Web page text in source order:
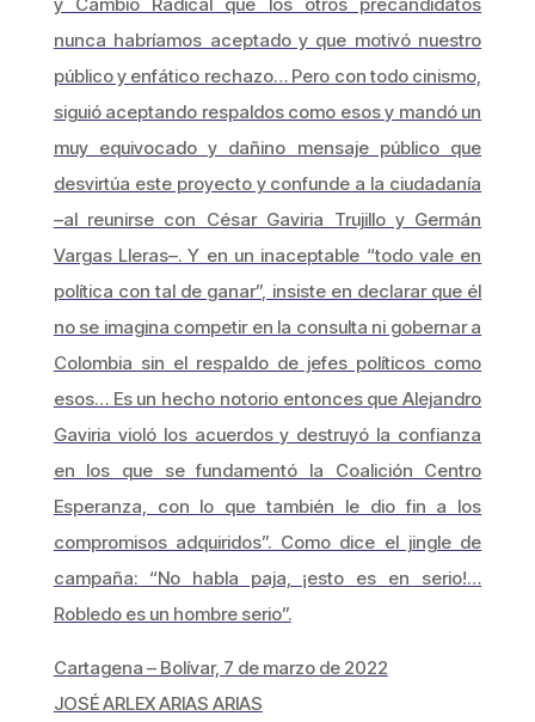
y Cambio Radical que los otros precandidatos
nunca habríamos aceptado y que motivó nuestro
público y enfático rechazo… Pero con todo cinismo,
siguió aceptando respaldos como esos y mandó un
muy equivocado y dañino mensaje público que
desvirtúa este proyecto y confunde a la ciudadanía
–al reunirse con César Gaviria Trujillo y Germán
Vargas Lleras–. Y en un inaceptable “todo vale en
política con tal de ganar”, insiste en declarar que él
no se imagina competir en la consulta ni gobernar a
Colombia sin el respaldo de jefes políticos como
esos… Es un hecho notorio entonces que Alejandro
Gaviria violó los acuerdos y destruyó la confianza
en los que se fundamentó la Coalición Centro
Esperanza, con lo que también le dio fin a los
compromisos adquiridos”. Como dice el jingle de
campaña: “No habla paja, ¡esto es en serio!…
Robledo es un hombre serio”.
Cartagena – Bolívar, 7 de marzo de 2022
JOSÉ ARLEX ARIAS ARIAS